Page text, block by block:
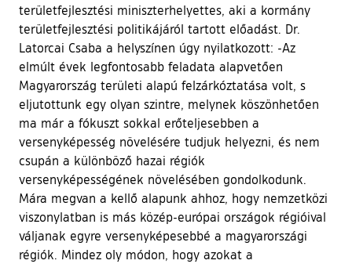
területfejlesztési miniszterhelyettes, aki a kormány
területfejlesztési politikájáról tartott előadást. Dr.
Latorcai Csaba a helyszínen úgy nyilatkozott: -Az
elmúlt évek legfontosabb feladata alapvetően
Magyarország területi alapú felzárkóztatása volt, s
eljutottunk egy olyan szintre, melynek köszönhetően
ma már a fókuszt sokkal erőteljesebben a
versenyképesség növelésére tudjuk helyezni, és nem
csupán a különböző hazai régiók
versenyképességének növelésében gondolkodunk.
Mára megvan a kellő alapunk ahhoz, hogy nemzetközi
viszonylatban is más közép-európai országok régióival
váljanak egyre versenyképesebbé a magyarországi
régiók. Mindez oly módon, hogy azokat a